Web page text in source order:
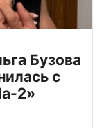
Бузова
с
2»